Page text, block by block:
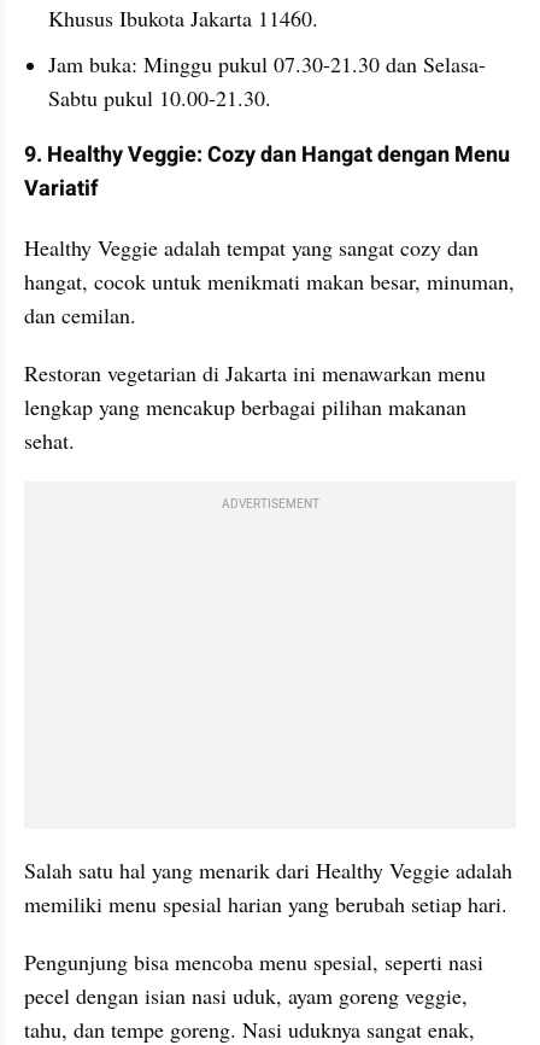
Khusus Ibukota Jakarta 11460.
Jam buka: Minggu pukul 07.30-21.30 dan Selasa-
Sabtu pukul 10.00-21.30.
9. Healthy Veggie: Cozy dan Hangat dengan Menu
Variatif
Healthy Veggie adalah tempat yang sangat cozy dan
hangat, cocok untuk menikmati makan besar, minuman,
dan cemilan.
Restoran vegetarian di Jakarta ini menawarkan menu
lengkap yang mencakup berbagai pilihan makanan
sehat.
ADVERTISEMENT
Salah satu hal yang menarik dari Healthy Veggie adalah
memiliki menu spesial harian yang berubah setiap hari.
Pengunjung bisa mencoba menu spesial, seperti nasi
pecel dengan isian nasi uduk, ayam goreng veggie,
tahu, dan tempe goreng. Nasi uduknya sangat enak,